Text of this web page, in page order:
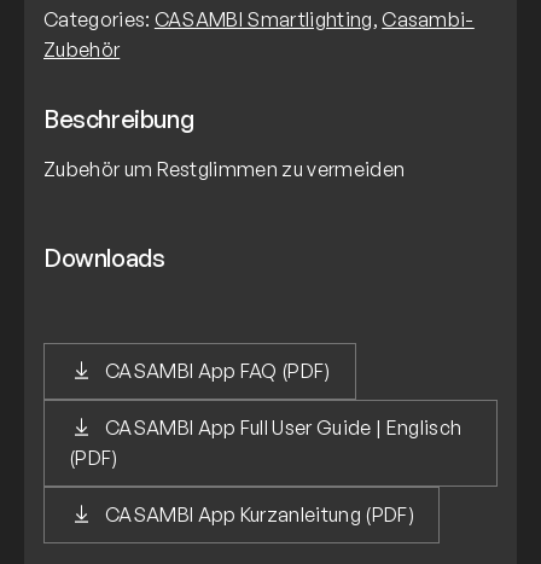
Categories: CASAMBI Smartlighting, Casambi-
Zubehör
Beschreibung
Zubehör um Restglimmen zu vermeiden
Downloads
CASAMBI App FAQ (PDF)
CASAMBI App Full User Guide | Englisch
(PDF)
CASAMBI App Kurzanleitung (PDF)